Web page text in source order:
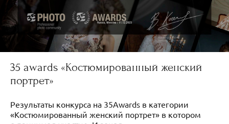
35 awards «Костюмированный женский
портрет»
Результаты конкурса на 35Awards в категории
«Костюмированный женский портрет» в котором